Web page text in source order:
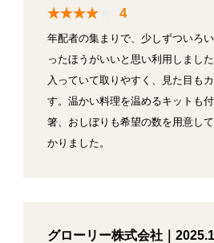
4
年配者の集まりで、少しずついろ
ったほうがいいと思い利用しまし
入っていて取りやすく、見た目も
す。温かい料理を温めるキットも付
箸、おしぼりも希望の数を用意し
かりました。
グローリー株式会社｜